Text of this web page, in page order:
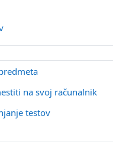
URL
Stran
na svoj računalnikStran
testovStran